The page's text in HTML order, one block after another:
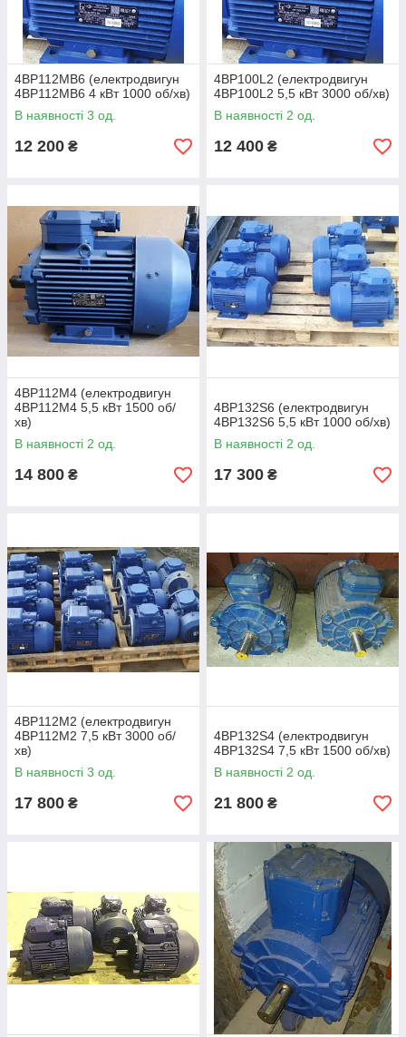
4ВР112МВ6 (електродвигун
4ВР112МВ6 4 кВт 1000 об/хв)
В наявності 3 од.
12 200 ₴
4ВР100L2 (електродвигун
4ВР100L2 5,5 кВт 3000 об/хв)
В наявності 2 од.
12 400 ₴
4ВР112М4 (електродвигун
4ВР112М4 5,5 кВт 1500 об/
хв)
В наявності 2 од.
14 800 ₴
4ВР132S6 (електродвигун
4ВР132S6 5,5 кВт 1000 об/хв)
В наявності 2 од.
17 300 ₴
4ВР112М2 (електродвигун
4ВР112М2 7,5 кВт 3000 об/
хв)
В наявності 3 од.
17 800 ₴
4ВР132S4 (електродвигун
4ВР132S4 7,5 кВт 1500 об/хв)
В наявності 2 од.
21 800 ₴